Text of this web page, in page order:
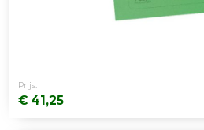
Prijs:
€ 41,25